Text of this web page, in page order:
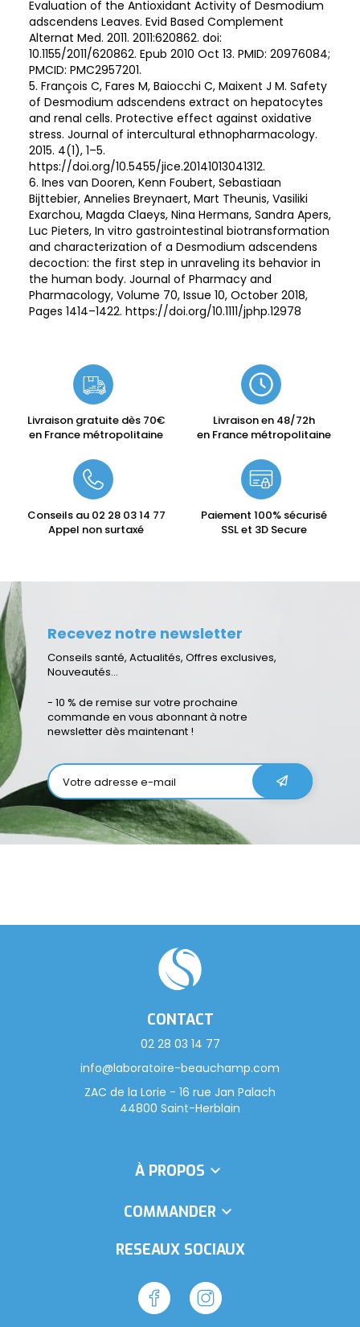
Evaluation of the Antioxidant Activity of Desmodium
adscendens Leaves. Evid Based Complement
Alternat Med. 2011. 2011:620862. doi:
10.1155/2011/620862. Epub 2010 Oct 13. PMID: 20976084;
PMCID: PMC2957201.
5. François C, Fares M, Baiocchi C, Maixent J M. Safety
of Desmodium adscendens extract on hepatocytes
and renal cells. Protective effect against oxidative
stress. Journal of intercultural ethnopharmacology.
2015. 4(1), 1–5.
https://doi.org/10.5455/jice.20141013041312.
6. Ines van Dooren, Kenn Foubert, Sebastiaan
Bijttebier, Annelies Breynaert, Mart Theunis, Vasiliki
Exarchou, Magda Claeys, Nina Hermans, Sandra Apers,
Luc Pieters, In vitro gastrointestinal biotransformation
and characterization of a Desmodium adscendens
decoction: the first step in unraveling its behavior in
the human body. Journal of Pharmacy and
Pharmacology, Volume 70, Issue 10, October 2018,
Pages 1414–1422. https://doi.org/10.1111/jphp.12978
Livraison gratuite dès 70€
en France métropolitaine
Livraison en 48/72h
en France métropolitaine
Conseils au 02 28 03 14 77
Appel non surtaxé
Paiement 100% sécurisé
SSL et 3D Secure
Recevez notre newsletter
Conseils santé, Actualités, Offres exclusives,
Nouveautés...
- 10 % de remise sur votre prochaine
commande en vous abonnant à notre
newsletter dès maintenant !
CONTACT
02 28 03 14 77
info@laboratoire-beauchamp.com
ZAC de la Lorie - 16 rue Jan Palach
44800 Saint-Herblain
À PROPOS 
COMMANDER 
RÉSEAUX SOCIAUX